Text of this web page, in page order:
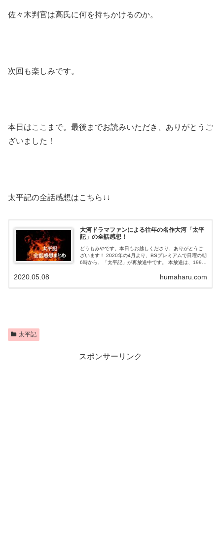
佐々木判官は高氏に何を持ちかけるのか。
次回も楽しみです。
本日はここまで。最後までお読みいただき、ありがとうご
ざいました！
太平記の全話感想はこちら↓↓
大河ドラマファンによる往年の名作大河「太平
記」の全話感想！
どうもみやです。本日もお越しくださり、ありがとうご
ざいます！ 2020年の4月より、BSプレミアムで日曜の朝
6時から、「太平記」が再放送中です。 本放送は、1991
humaharu.com
2020.05.08
太平記
スポンサーリンク